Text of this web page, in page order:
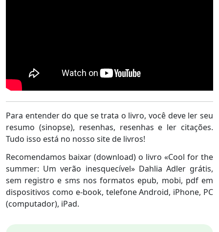
Para entender do que se trata o livro, você deve ler seu
resumo (sinopse), resenhas, resenhas e ler citações.
Tudo isso está no nosso site de livros!
Recomendamos baixar (download) o livro «Cool for the
summer: Um verão inesquecível» Dahlia Adler grátis,
sem registro e sms nos formatos epub, mobi, pdf em
dispositivos como e-book, telefone Android, iPhone, PC
(computador), iPad.